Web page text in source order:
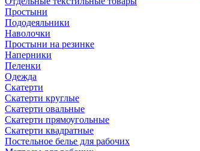
Простыни
Пододеяльники
Наволочки
Простыни на резинке
Наперники
Пеленки
Одежда
Скатерти
Скатерти круглые
Скатерти овальные
Скатерти прямоугольные
Скатерти квадратные
Постельное белье для рабочих